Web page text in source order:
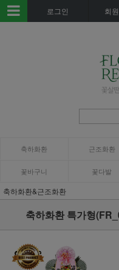
로그인 회
축하화환 근조화환
꽃바구니 꽃다발
축하화환&근조화환
축하화환 특가형